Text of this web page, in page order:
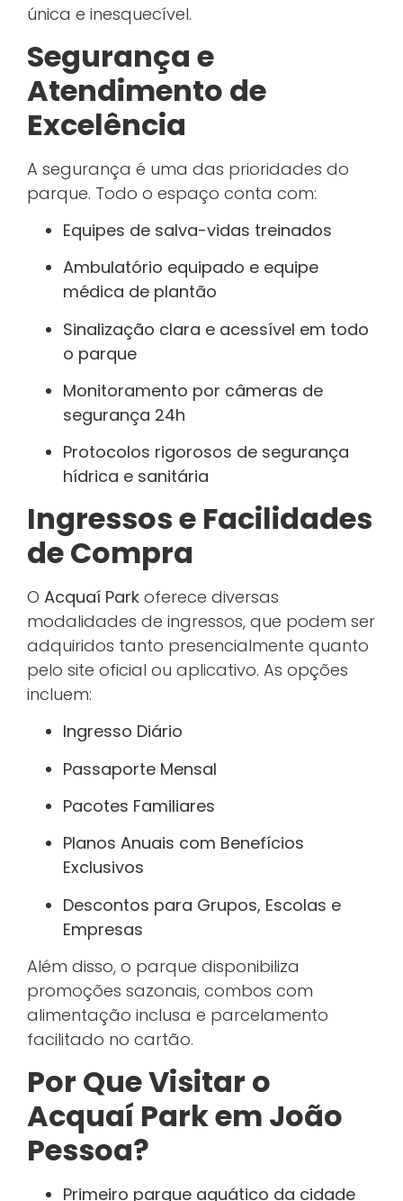
única e inesquecível.
Segurança e
Atendimento de
Excelência
A segurança é uma das prioridades do
parque. Todo o espaço conta com:
Equipes de salva-vidas treinados
Ambulatório equipado e equipe
médica de plantão
Sinalização clara e acessível em todo
o parque
Monitoramento por câmeras de
segurança 24h
Protocolos rigorosos de segurança
hídrica e sanitária
Ingressos e Facilidades
de Compra
O Acquaí Park oferece diversas
modalidades de ingressos, que podem ser
adquiridos tanto presencialmente quanto
pelo site oficial ou aplicativo. As opções
incluem:
Ingresso Diário
Passaporte Mensal
Pacotes Familiares
Planos Anuais com Benefícios
Exclusivos
Descontos para Grupos, Escolas e
Empresas
Além disso, o parque disponibiliza
promoções sazonais, combos com
alimentação inclusa e parcelamento
facilitado no cartão.
Por Que Visitar o
Acquaí Park em João
Pessoa?
Primeiro parque aquático da cidade